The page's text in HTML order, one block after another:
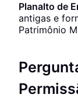
Planalto de
antigas e
Patrimônio